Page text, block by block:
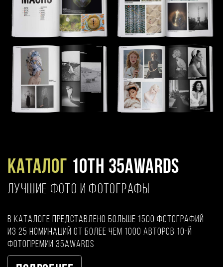
Каталог 10TH 35AWARDS
ЛУЧШИЕ ФОТО И ФОТОГРАФЫ
В каталоге представлено больше 1500 фотографий
из 25 номинаций от более чем 1000 авторов 10-й
фотопремии 35AWARDS